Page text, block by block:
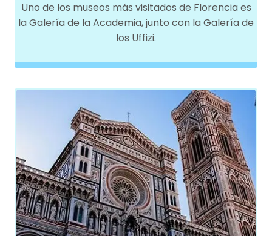
Uno de los museos más visitados de Florencia es
la Galería de la Academia, junto con la Galería de
los Uffizi.